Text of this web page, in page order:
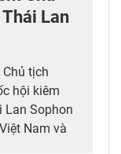
Lan
tịch
hội kiêm
Lan Sophon
Nam và